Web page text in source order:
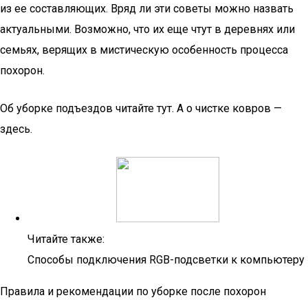
из ее составляющих. Вряд ли эти советы можно назвать
актуальными. Возможно, что их еще чтут в деревнях или
семьях, верящих в мистическую особенность процесса
похорон.
Об уборке подъездов читайте тут. А о чистке ковров —
здесь.
Читайте также:
Способы подключения RGB-подсветки к компьютеру
Правила и рекомендации по уборке после похорон